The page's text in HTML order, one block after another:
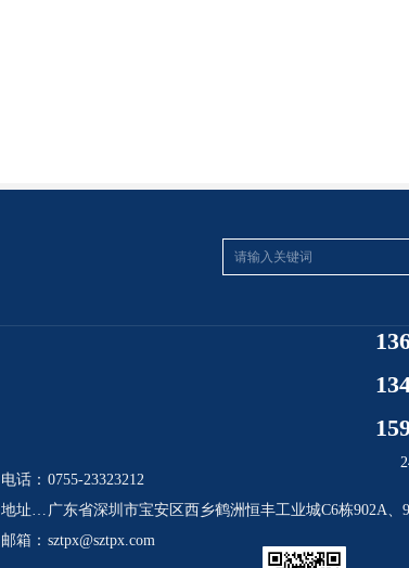
电话： 0755-23323212
地址：广东省深圳市宝安区航城街道恒丰工业城C6栋902A、902C、902D、902E
广东省深圳市宝安区西乡鹤洲恒丰工业城C6栋902A、
邮箱： sztpx@sztpx.com